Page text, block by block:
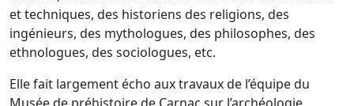
et techniques, des historiens des religions, des
ingénieurs, des mythologues, des philosophes, des
ethnologues, des sociologues, etc.
Elle fait largement écho aux travaux de l’équipe du